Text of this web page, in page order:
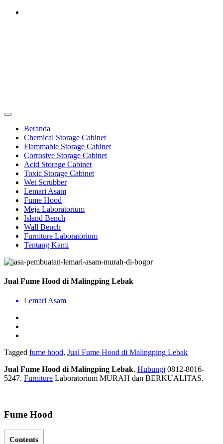
Skip
Beranda
Chemical Storage Cabinet
Flammable Storage Cabinet
Corrosive Storage Cabinet
Acid Storage Cabinet
Toxic Storage Cabinet
Wet Scrubber
Lemari Asam
Fume Hood
Meja Laboratorium
Island Bench
Wall Bench
Furniture Laboratorium
Tentang Kami
Jual Fume Hood di Malingping Lebak
Lemari Asam
Tagged fume hood, Jual Fume Hood di Malingping Lebak
Jual Fume Hood di Malingping Lebak. Hubungi 0812-8016-
5247. Furniture Laboratorium MURAH dan BERKUALITAS.
Fume Hood
Contents